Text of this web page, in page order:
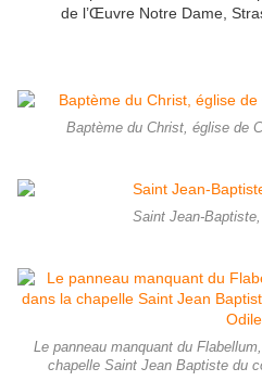
de l’Œuvre Notre Dame,
Baptème du Christ, église de
Saint Jean-
Le panneau manquant du
chapelle Saint Jean Baptiste du